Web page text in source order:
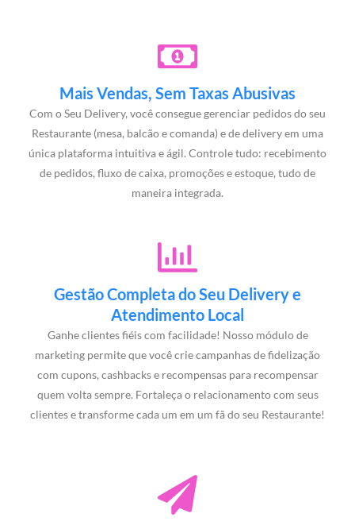
Mais Vendas, Sem Taxas Abusivas
Com o Seu Delivery, você consegue gerenciar pedidos do seu
Restaurante (mesa, balcão e comanda) e de delivery em uma
única plataforma intuitiva e ágil. Controle tudo: recebimento
de pedidos, fluxo de caixa, promoções e estoque, tudo de
maneira integrada.
Gestão Completa do Seu Delivery e
Atendimento Local
Ganhe clientes fiéis com facilidade! Nosso módulo de
marketing permite que você crie campanhas de fidelização
com cupons, cashbacks e recompensas para recompensar
quem volta sempre. Fortaleça o relacionamento com seus
clientes e transforme cada um em um fã do seu Restaurante!